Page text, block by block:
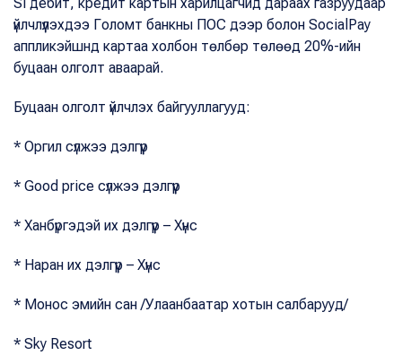
үйлчлүүлэхдээ Голомт банкны ПОС дээр болон SocialPay
аппликэйшнд картаа холбон төлбөр төлөөд 20%-ийн
буцаан олголт аваарай.
Буцаан олголт үйлчлэх байгууллагууд:
* Оргил сүлжээ дэлгүүр
* Good price сүлжээ дэлгүүр
* Ханбүргэдэй их дэлгүүр – Хүнс
* Наран их дэлгүүр – Хүнс
* Монос эмийн сан /Улаанбаатар хотын салбарууд/
* Sky Resort